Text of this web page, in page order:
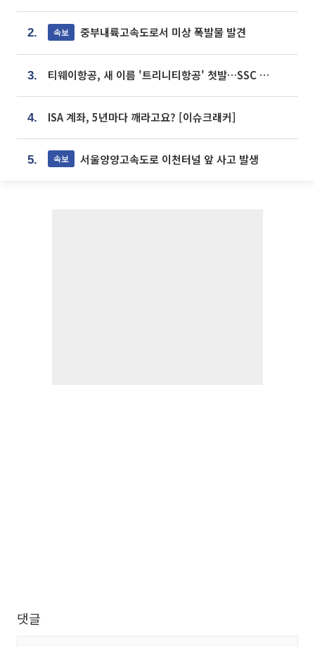
2. 속보 중부내륙고속도로서 미상 폭발물 발견
3. 티웨이항공, 새 이름 '트리니티항공' 첫발…SSC 전략 본격화
4. ISA 계좌, 5년마다 깨라고요? [이슈크래커]
5. 속보 서울양양고속도로 이천터널 앞 사고 발생
댓글